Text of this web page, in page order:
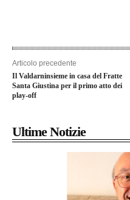
Articolo precedente
Il Valdarninsieme in casa del Fratte
Santa Giustina per il primo atto dei
play-off
Ultime Notizie